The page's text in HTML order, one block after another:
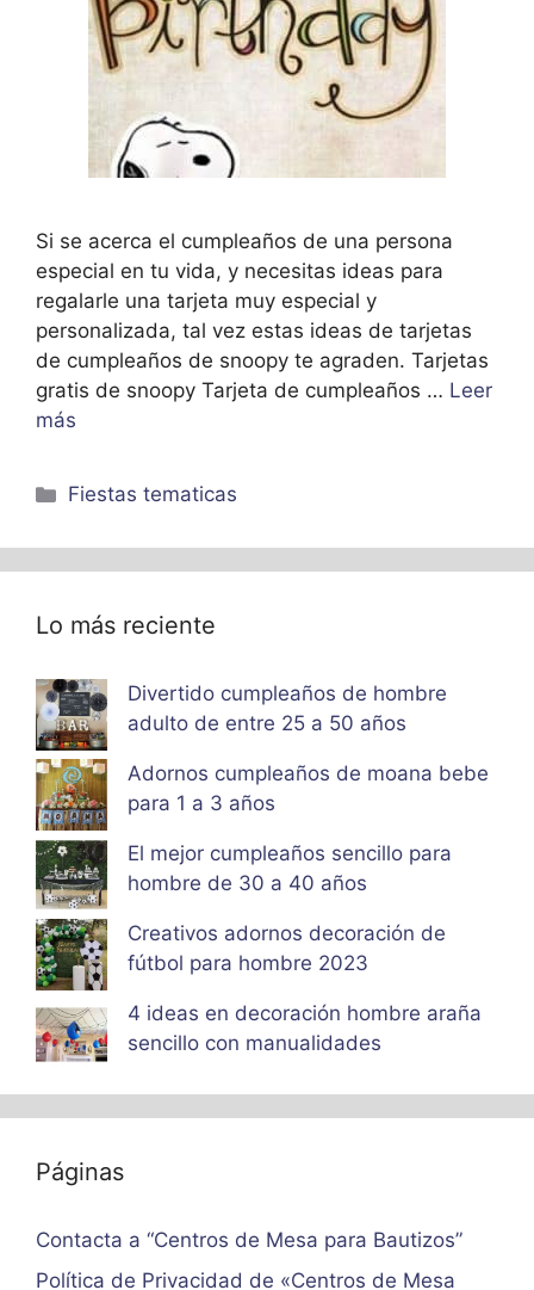
Si se acerca el cumpleaños de una persona
especial en tu vida, y necesitas ideas para
regalarle una tarjeta muy especial y
personalizada, tal vez estas ideas de tarjetas
de cumpleaños de snoopy te agraden. Tarjetas
gratis de snoopy Tarjeta de cumpleaños … Leer
más
Categorías
Fiestas tematicas
Lo más reciente
Divertido cumpleaños de hombre
adulto de entre 25 a 50 años
Adornos cumpleaños de moana bebe
para 1 a 3 años
El mejor cumpleaños sencillo para
hombre de 30 a 40 años
Creativos adornos decoración de
fútbol para hombre 2023
4 ideas en decoración hombre araña
sencillo con manualidades
Páginas
Contacta a “Centros de Mesa para Bautizos”
Política de Privacidad de «Centros de Mesa